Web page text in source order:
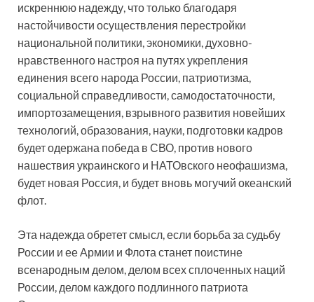
искреннюю надежду, что только благодаря
настойчивости осуществления перестройки
национальной политики, экономики, духовно-
нравственного настроя на путях укрепления
единения всего народа России, патриотизма,
социальной справедливости, самодостаточности,
импортозамещения, взрывного развития новейших
технологий, образования, науки, подготовки кадров
будет одержана победа в СВО, против нового
нашествия украинского и НАТОвского неофашизма,
будет новая Россия, и будет вновь могучий океанский
флот.
Эта надежда обретет смысл, если борьба за судьбу
России и ее Армии и Флота станет поистине
всенародным делом, делом всех сплоченных наций
России, делом каждого подлинного патриота